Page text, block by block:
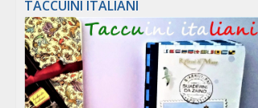
TACCUINI ITALIANI